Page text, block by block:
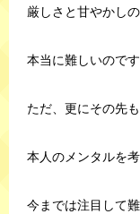
厳しさと甘やかし
本当に難しいのです
ただ、更にその先
本人のメンタルを
今までは注目して